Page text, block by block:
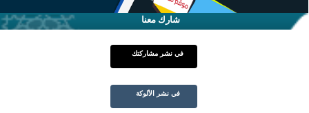
شارك معنا
في نشر مشاركتك
في نشر الألوكة